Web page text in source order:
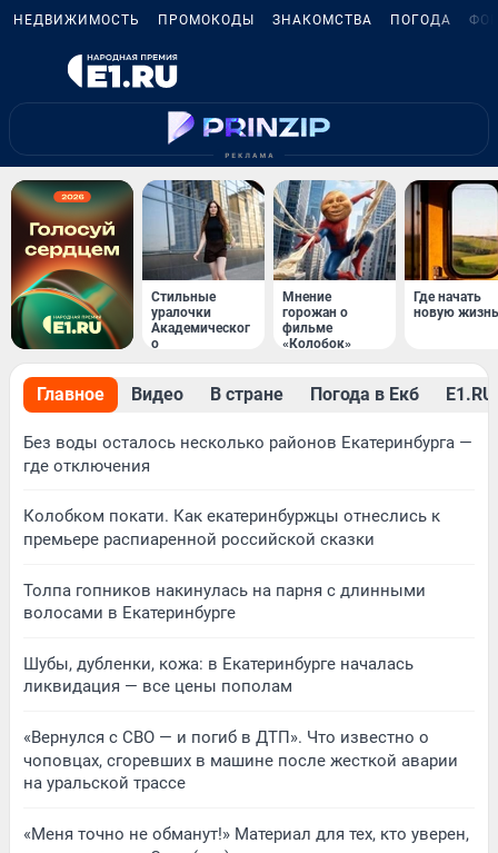
НЕДВИЖИМОСТЬ ПРОМОКОДЫ ЗНАКОМСТВА ПОГОДА
Стильные
уралочки
Академическог
о
Мнение
горожан о
фильме
«Колобок»
Где начать
новую
Главное Видео В стране Погода в Екб
Без воды осталось несколько районов Екатеринбурга —
где отключения
Колобком покати. Как екатеринбуржцы отнеслись к
премьере распиаренной российской сказки
Толпа гопников накинулась на парня с длинными
волосами в Екатеринбурге
Шубы, дубленки, кожа: в Екатеринбурге началась
ликвидация — все цены пополам
«Вернулся с СВО — и погиб в ДТП». Что известно о
чоповцах, сгоревших в машине после жесткой аварии
на уральской трассе
«Меня точно не обманут!» Материал для тех, кто уверен,